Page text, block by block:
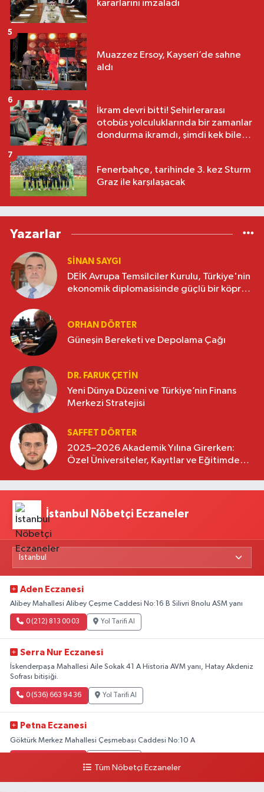
kararlarını imzaladı
Muazzez Ersoy, Kayseri’de sahne
aldı
5
İkram devri bitti! Şehirlerarası
otobüs yolculuklarında bir zamanlar
dondurma ikramdı, şimdi kek bile
6
Fenerbahçe, tarihinde 3. kez Sturm
Graz ile karşılaşacak
7
Yazarlar
SINAN SAYGI
DEİK Avrupa Temsilciler Kurulu, Türkiye'nin
ekonomik diplomasisinde güçlü bir köprü
ORHAN DÖRTER
Güneşin Bereketi ve Depolama Çağı
DR. FARUK ÇETİN
Yeni Dünya Düzeni ve Türkiye’nin Finans
Merkezi Stratejisi
SAFFET DÖRTER
2025–2026 Akademik Yılına Girerken:
Özel Üniversiteler, Kayıtlar ve Eğitimde
İstanbul Nöbetçi Eczaneler
Aden Eczanesi
Alibey Mahallesi Alibey Çeşme Caddesi No:16 B Silivri 8nolu ASM yanı
0 (212) 813 00 03 Yol Tarifi Al
Serra Nur Eczanesi
İskenderpaşa Mahallesi Aile Sokak 41 A Historia AVM yanı, Hatay Akdeniz
Sofrası bitişiği.
0 (536) 663 94 36 Yol Tarifi Al
Petna Eczanesi
Göktürk Merkez Mahallesi Çeşmebaşı Caddesi No:10 A
Tüm Nöbetçi Eczaneler